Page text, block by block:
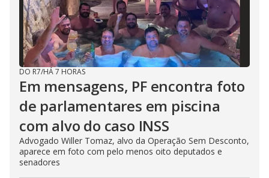
DO R7/HÁ 7 HORAS
Em mensagens, PF encontra foto
de parlamentares em piscina
com alvo do caso INSS
Advogado Willer Tomaz, alvo da Operação Sem Desconto,
aparece em foto com pelo menos oito deputados e
senadores